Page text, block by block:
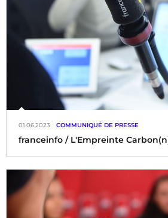
franceinfo / L'Empreinte
01.06.2023 COMMUNIQUÉ DE PRESSE